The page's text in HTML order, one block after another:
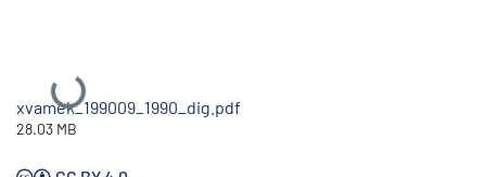
Ladataan...
xvamek_199009_1990_dig.pdf
28.03 MB